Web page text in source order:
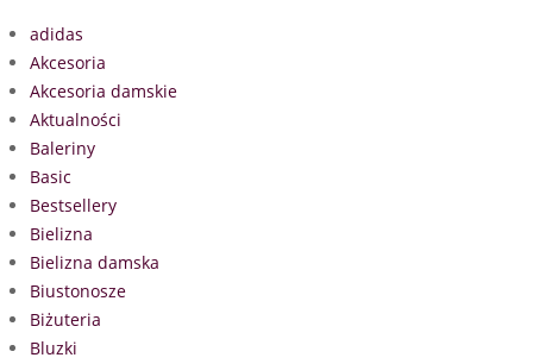
adidas
Akcesoria
Akcesoria damskie
Aktualności
Baleriny
Basic
Bestsellery
Bielizna
Bielizna damska
Biustonosze
Biżuteria
Bluzki